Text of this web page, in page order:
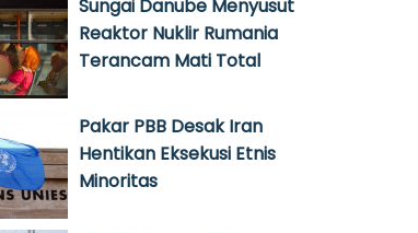
Sungai Danube Menyusut
Reaktor Nuklir Rumania
Terancam Mati Total
Pakar PBB Desak Iran
Hentikan Eksekusi Etnis
Minoritas